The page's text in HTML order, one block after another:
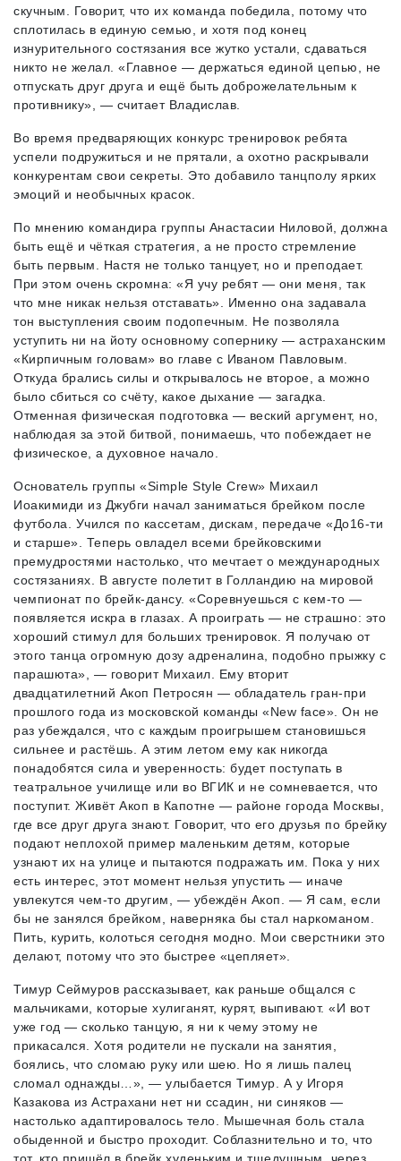
скучным. Говорит, что их команда победила, потому что
сплотилась в единую семью, и хотя под конец
изнурительного состязания все жутко устали, сдаваться
никто не желал. «Главное — держаться единой цепью, не
отпускать друг друга и ещё быть доброжелательным к
противнику», — считает Владислав.
Во время предваряющих конкурс тренировок ребята
успели подружиться и не прятали, а охотно раскрывали
конкурентам свои секреты. Это добавило танцполу ярких
эмоций и необычных красок.
По мнению командира группы Анастасии Ниловой, должна
быть ещё и чёткая стратегия, а не просто стремление
быть первым. Настя не только танцует, но и преподает.
При этом очень скромна: «Я учу ребят — они меня, так
что мне никак нельзя отставать». Именно она задавала
тон выступления своим подопечным. Не позволяла
уступить ни на йоту основному сопернику — астраханским
«Кирпичным головам» во главе с Иваном Павловым.
Откуда брались силы и открывалось не второе, а можно
было сбиться со счёту, какое дыхание — загадка.
Отменная физическая подготовка — веский аргумент, но,
наблюдая за этой битвой, понимаешь, что побеждает не
физическое, а духовное начало.
Основатель группы «Simple Style Crew» Михаил
Иоакимиди из Джубги начал заниматься брейком после
футбола. Учился по кассетам, дискам, передаче «До16-ти
и старше». Теперь овладел всеми брейковскими
премудростями настолько, что мечтает о международных
состязаниях. В августе полетит в Голландию на мировой
чемпионат по брейк-дансу. «Соревнуешься с кем-то —
появляется искра в глазах. А проиграть — не страшно: это
хороший стимул для больших тренировок. Я получаю от
этого танца огромную дозу адреналина, подобно прыжку с
парашюта», — говорит Михаил. Ему вторит
двадцатилетний Акоп Петросян — обладатель гран-при
прошлого года из московской команды «New face». Он не
раз убеждался, что с каждым проигрышем становишься
сильнее и растёшь. А этим летом ему как никогда
понадобятся сила и уверенность: будет поступать в
театральное училище или во ВГИК и не сомневается, что
поступит. Живёт Акоп в Капотне — районе города Москвы,
где все друг друга знают. Говорит, что его друзья по брейку
подают неплохой пример маленьким детям, которые
узнают их на улице и пытаются подражать им. Пока у них
есть интерес, этот момент нельзя упустить — иначе
увлекутся чем-то другим, — убеждён Акоп. — Я сам, если
бы не занялся брейком, наверняка бы стал наркоманом.
Пить, курить, колоться сегодня модно. Мои сверстники это
делают, потому что это быстрее «цепляет».
Тимур Сеймуров рассказывает, как раньше общался с
мальчиками, которые хулиганят, курят, выпивают. «И вот
уже год — сколько танцую, я ни к чему этому не
прикасался. Хотя родители не пускали на занятия,
боялись, что сломаю руку или шею. Но я лишь палец
сломал однажды…», — улыбается Тимур. А у Игоря
Казакова из Астрахани нет ни ссадин, ни синяков —
настолько адаптировалось тело. Мышечная боль стала
обыденной и быстро проходит. Соблазнительно и то, что